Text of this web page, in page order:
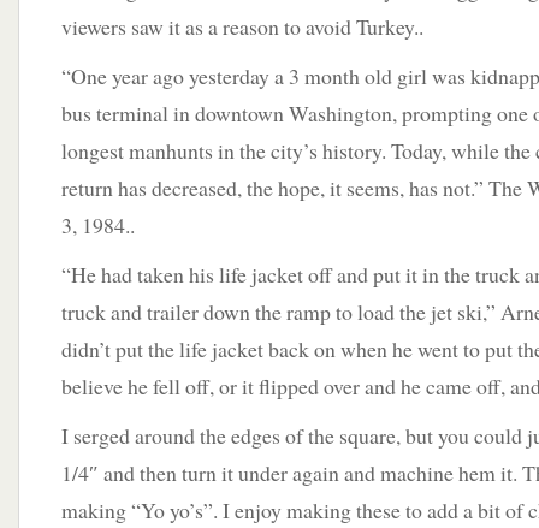
viewers saw it as a reason to avoid Turkey..
“One year ago yesterday a 3 month old girl was
bus terminal in downtown Washington, prompting one
longest manhunts in the city’s history. Today, while the
return has decreased, the hope, it seems, has not.” The
3, 1984..
“He had taken his life jacket off and put it in the truck
truck and trailer down the ramp to load the jet ski,”
didn’t put the life jacket back on when he went to put
believe he fell off, or it flipped over and he came off,
I serged around the edges of the square, but you could
1/4″ and then turn it under again and machine hem it.
making “Yo yo’s”. I enjoy making these to add a bit of